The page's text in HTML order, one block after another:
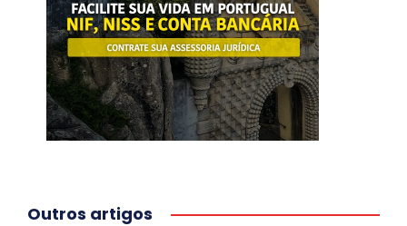
Outros artigos